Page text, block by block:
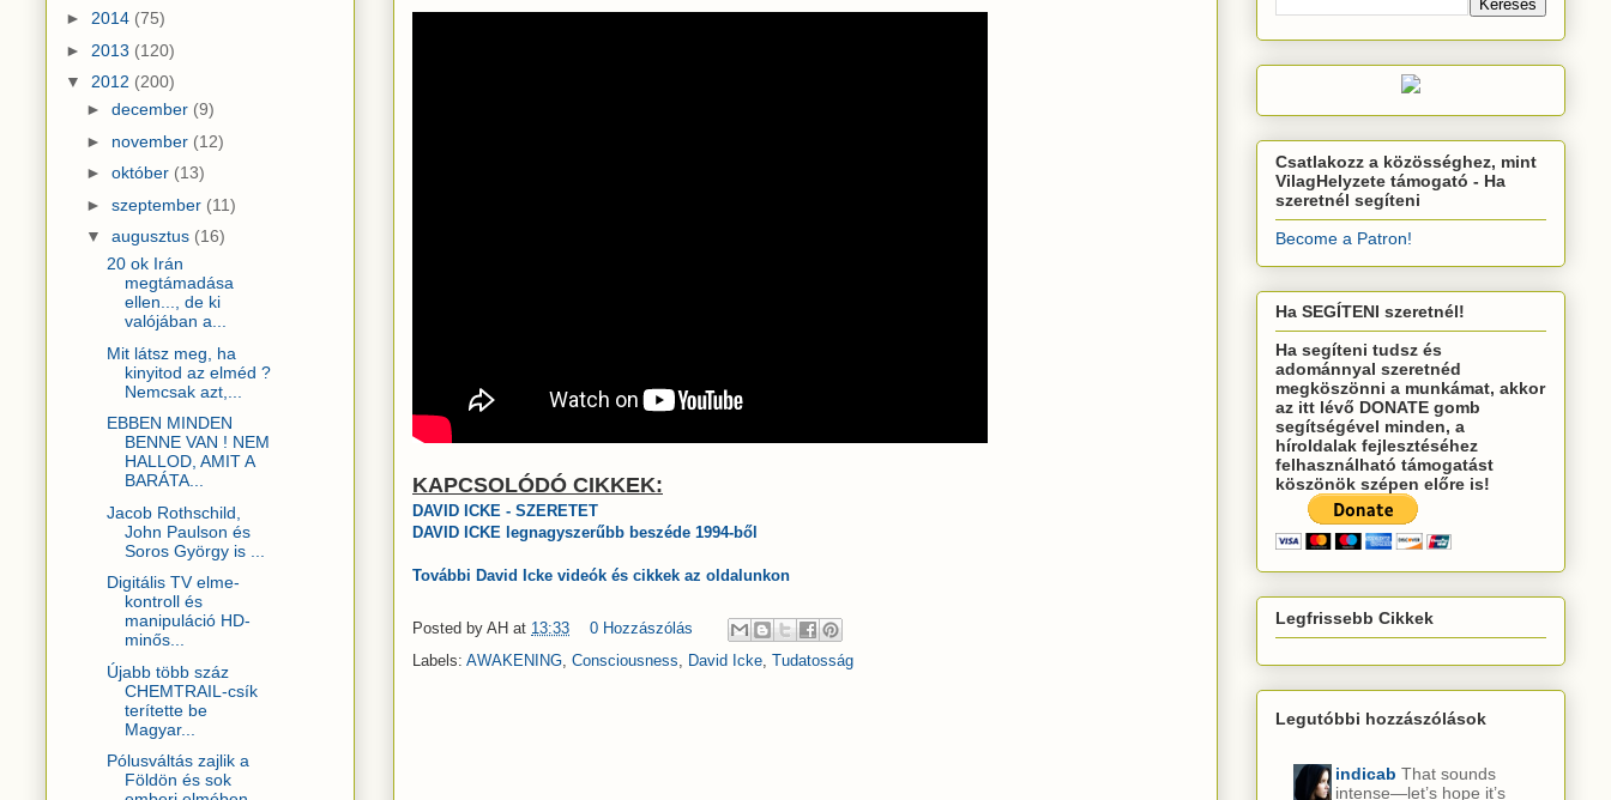
KAPCSOLÓDÓ CIKKEK:
DAVID ICKE - SZERETET
DAVID ICKE legnagyszerűbb beszéde 1994-ből
További David Icke videók és cikkek az oldalunkon
Posted by AH at 13:33
0 Hozzászólás
Labels: AWAKENING, Consciousness, David Icke, Tudatosság
► 2014 (75)
► 2013 (120)
▼ 2012 (200)
► december (9)
► november (12)
► október (13)
► szeptember (11)
▼ augusztus (16)
20 ok Irán
megtámadása
ellen..., de ki
valójában a...
Mit látsz meg, ha
kinyitod az elméd ?
Nemcsak azt,...
EBBEN MINDEN
BENNE VAN ! NEM
HALLOD, AMIT A
BARÁTA...
Jacob Rothschild,
John Paulson és
Soros György is ...
Digitális TV elme-
kontroll és
manipuláció HD-
minős...
Újabb több száz
CHEMTRAIL-csík
terítette be
Magyar...
Pólusváltás zajlik a
Földön és sok
Csatlakozz a közösséghez, mint
VilagHelyzete támogató - Ha
szeretnél segíteni
Become a Patron!
Ha SEGÍTENI szeretnél!
Ha segíteni tudsz és
adománnyal szeretnéd
megköszönni a munkámat, akkor
az itt lévő DONATE gomb
segítségével minden, a
híroldalak fejlesztéséhez
felhasználható támogatást
köszönök szépen előre is!
Legfrissebb Cikkek
Legutóbbi hozzászólások
indicab That sounds
intense—let’s hope it’s